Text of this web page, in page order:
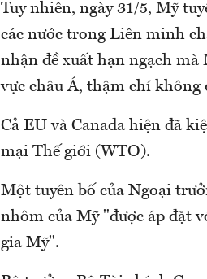
Tuy nhiên, ngày 31/5, Mỹ
các nước trong Liên minh
nhận đề xuất hạn ngạch mà
vực châu Á, thậm chí không
Cả EU và Canada hiện đã
mại Thế giới (WTO).
Một tuyên bố của Ngoại
nhôm của Mỹ "được áp đặt
gia Mỹ".